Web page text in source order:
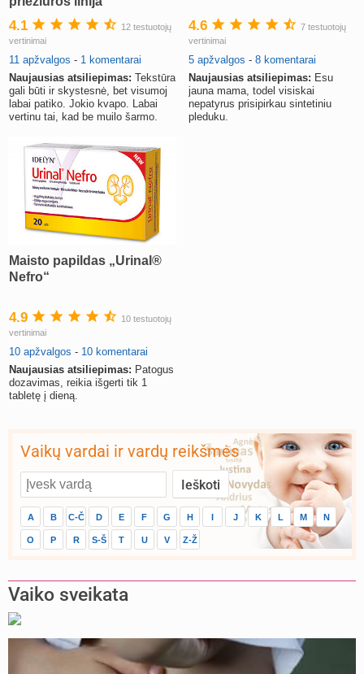
4.1
12 testuotojų
vertinimai
11 apžvalgos - 1 komentarai
Naujausias atsiliepimas: Tekstūra
gali būti ir skystesnė, bet visumoj
labai patiko. Jokio kvapo. Labai
vertinu tai, kad be muilo šarmo.
4.6
7 testuotojų
vertinimai
5 apžvalgos - 8 komentarai
Naujausias atsiliepimas: Esu
jauna mama, todel visiskai
nepatyrus prisipirkau sintetiniu
pleduku.
Maisto papildas „Urinal®
Nefro“
4.9
10 testuotojų
vertinimai
10 apžvalgos - 10 komentarai
Naujausias atsiliepimas: Patogus
dozavimas, reikia išgerti tik 1
tabletę į dieną.
Vaikų vardai ir vardų reikšmės
A B C-Č D E F G H I J K L M N
O P R S-Š T U V Z-Ž
Vaiko sveikata